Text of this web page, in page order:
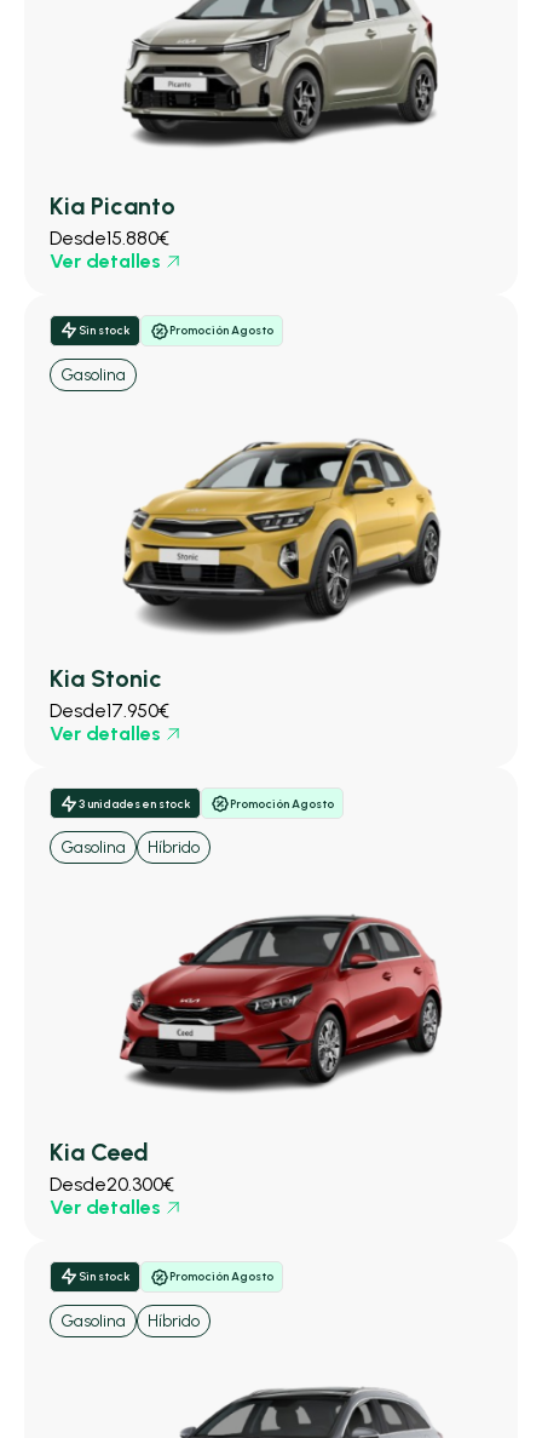
Kia Picanto
Desde15.880€
Ver detalles
Sin stock Promoción Agosto
Gasolina
Kia Stonic
Desde17.950€
Ver detalles
3 unidades en stock Promoción Agosto
Gasolina Híbrido
Kia Ceed
Desde20.300€
Ver detalles
Sin stock Promoción Agosto
Gasolina Híbrido